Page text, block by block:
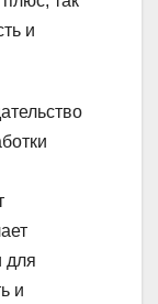
и
для
и